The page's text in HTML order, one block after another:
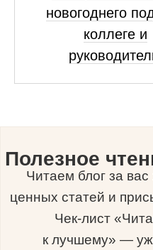
новогоднего
коллеге и
Полезное
Читаем блог за
ценных статей и
Чек-лист
к лучшему» —